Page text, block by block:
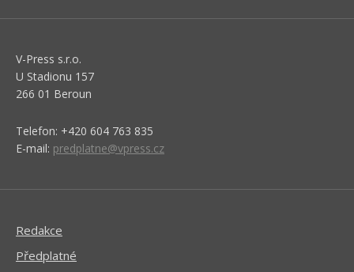
V-Press s.r.o.
U Stadionu 157
266 01 Beroun
Telefon: +420 604 763 835
E-mail: predplatne@vpress.cz
Redakce
Předplatné